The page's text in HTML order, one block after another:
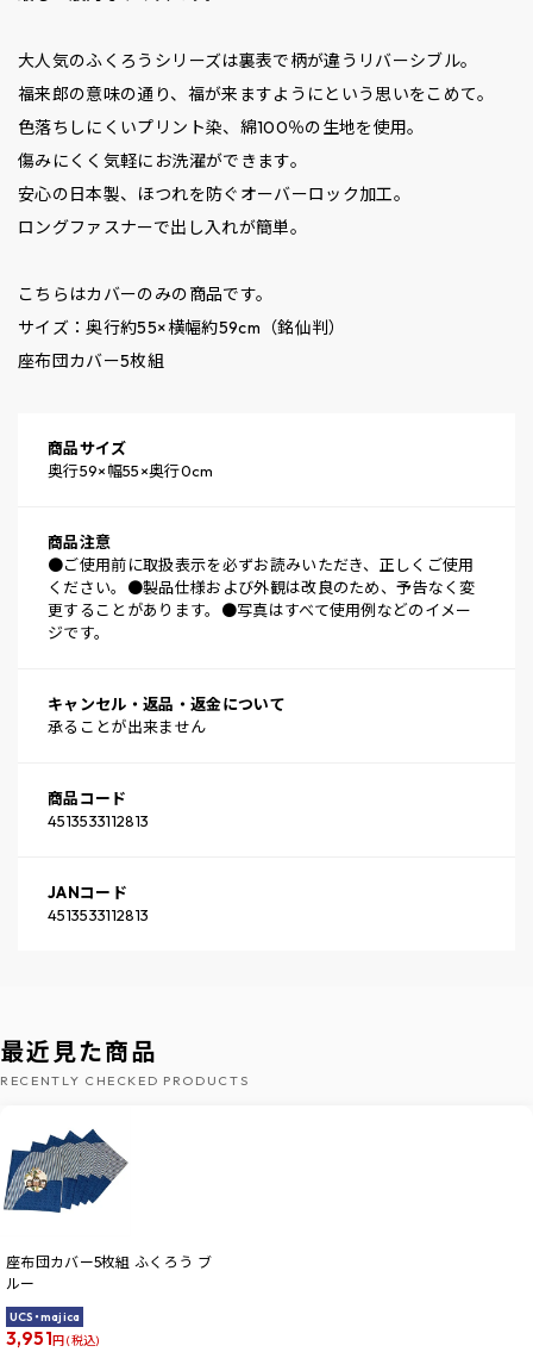
大人気のふくろうシリーズは裏表で柄が違うリバーシブル。
福来郎の意味の通り、福が来ますようにという思いをこめて。
色落ちしにくいプリント染、綿100％の生地を使用。
傷みにくく気軽にお洗濯ができます。
安心の日本製、ほつれを防ぐオーバーロック加工。
ロングファスナーで出し入れが簡単。
こちらはカバーのみの商品です。
サイズ：奥行約55×横幅約59cm（銘仙判）
座布団カバー5枚組
商品サイズ
奥行59×幅55×奥行0cm
商品注意
●ご使用前に取扱表示を必ずお読みいただき、正しくご使用
ください。●製品仕様および外観は改良のため、予告なく変
更することがあります。●写真はすべて使用例などのイメー
ジです。
キャンセル・返品・返金について
承ることが出来ません
商品コード
4513533112813
JANコード
4513533112813
最近見た商品
RECENTLY CHECKED PRODUCTS
座布団カバー5枚組 ふくろう ブ
ルー
UCS・majica
3,951円 (税込)